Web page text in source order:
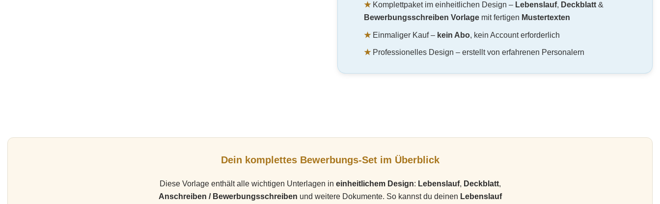
★Komplettpaket im einheitlichen Design – Lebenslauf, Deckblatt&
Bewerbungsschreiben Vorlagemit fertigen Mustertexten
★Einmaliger Kauf – kein Abo, kein Account erforderlich
★Professionelles Design – erstellt von erfahrenen Personalern
Dein komplettes Bewerbungs-Set im Überblick
Diese Vorlage enthält alle wichtigen Unterlagen in einheitlichem Design: Lebenslauf, Deckblatt,
Anschreiben / Bewerbungsschreiben und weitere Dokumente. So kannst du deinen Lebenslauf